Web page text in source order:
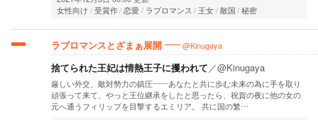
女性向け
受賞作 恋愛 ラブロマンス 王女 敵国 秘密
ラブロマンスとざまぁ展開 @Kinugaya
捨てられた王妃は情熱王子に攫われて ／@Kinugaya
厳しい外交、敵対勢力の鎮圧――あなたと共に歩む未来の為に手を取り
頑張って来て、やっと王位継承をしたと思ったら、祝賀の夜に他の女の
元へ通うフィリップを目撃するエミリア。 共に国の繁…